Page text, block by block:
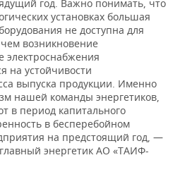
год. Важно понимать, что
установках большая
не доступна для
возникновение
электроснабжения
на устойчивости
выпуска продукции. Именно
нашей команды энергетиков,
в период капитального
в бесперебойном
на предстоящий год, —
энергетик АО «ТАИФ-